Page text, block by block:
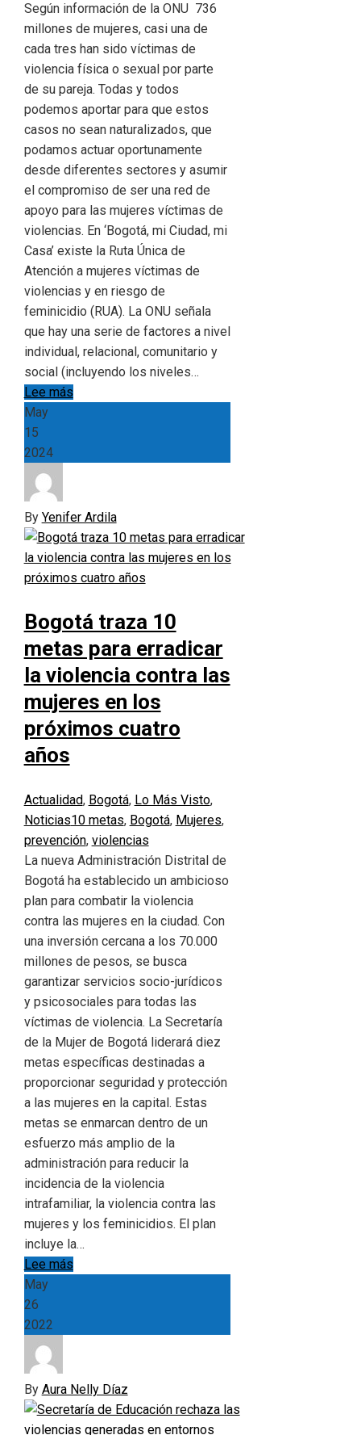
Según información de la ONU 736
millones de mujeres, casi una de
cada tres han sido víctimas de
violencia física o sexual por parte
de su pareja. Todas y todos
podemos aportar para que estos
casos no sean naturalizados, que
podamos actuar oportunamente
desde diferentes sectores y asumir
el compromiso de ser una red de
apoyo para las mujeres víctimas de
violencias. En ‘Bogotá, mi Ciudad, mi
Casa’ existe la Ruta Única de
Atención a mujeres víctimas de
violencias y en riesgo de
feminicidio (RUA). La ONU señala
que hay una serie de factores a nivel
individual, relacional, comunitario y
social (incluyendo los niveles…
Lee más
May
15
2024
By Yenifer Ardila
Bogotá traza 10
metas para erradicar
la violencia contra las
mujeres en los
próximos cuatro
años
Actualidad, Bogotá, Lo Más Visto,
Noticias10 metas, Bogotá, Mujeres,
prevención, violencias
La nueva Administración Distrital de
Bogotá ha establecido un ambicioso
plan para combatir la violencia
contra las mujeres en la ciudad. Con
una inversión cercana a los 70.000
millones de pesos, se busca
garantizar servicios socio-jurídicos
y psicosociales para todas las
víctimas de violencia. La Secretaría
de la Mujer de Bogotá liderará diez
metas específicas destinadas a
proporcionar seguridad y protección
a las mujeres en la capital. Estas
metas se enmarcan dentro de un
esfuerzo más amplio de la
administración para reducir la
incidencia de la violencia
intrafamiliar, la violencia contra las
mujeres y los feminicidios. El plan
incluye la…
Lee más
May
26
2022
By Aura Nelly Díaz